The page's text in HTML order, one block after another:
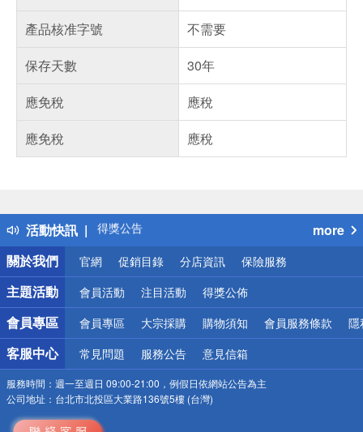
產品核准字號
不需要
保存天數
30年
應免稅
應稅
應免稅
應稅
活動快訊
得獎公告
熱門話題
銀行優惠
偏遠地區配送
詐騙網頁！請小心！
more
關於我們
官網 促銷目錄 分店資訊 保險服務
主題活動 會員活動 注目活動 得獎公佈
會員專區 會員專區 大宗採購 購物須知 會員服務條款 隱
客服中心 常見問題 服務公告 意見信箱
服務時間： 週一至週日 09:00-21:00，例假日依網站公告為主
公司地址： 台北市北投區大業路136號5樓 (台灣)